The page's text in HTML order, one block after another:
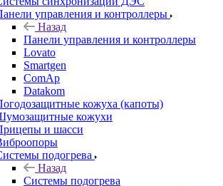
управления и контроллеры
Назад
Панели управления и контроллеры
Lovato
Smartgen
ComAp
Datakom
кожуха (капоты)
кожухи
и шасси
подогрева
Назад
Системы подогрева